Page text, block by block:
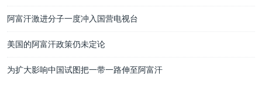
阿富汗激进分子一度冲入国营电视台
美国的阿富汗政策仍未定论
为扩大影响中国试图把一带一路伸至阿富汗